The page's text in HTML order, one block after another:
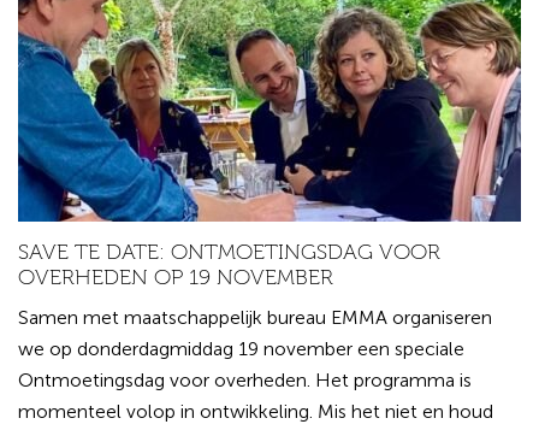
SAVE TE DATE: ONTMOETINGSDAG VOOR
OVERHEDEN OP 19 NOVEMBER
Samen met maatschappelijk bureau EMMA organiseren
we op donderdagmiddag 19 november een speciale
Ontmoetingsdag voor overheden. Het programma is
momenteel volop in ontwikkeling. Mis het niet en houd